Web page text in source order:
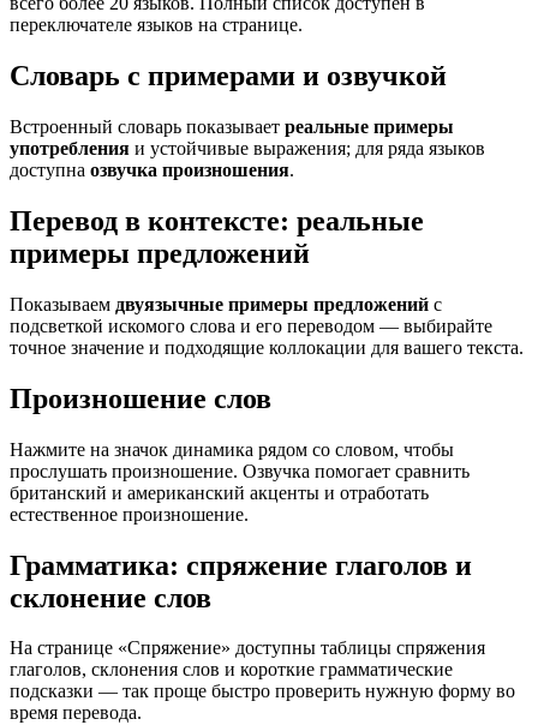
переключателе языков на странице.
Словарь с примерами и озвучкой
Встроенный словарь показывает реальные примеры
употребления и устойчивые выражения; для ряда языков
доступна озвучка произношения.
Перевод в контексте: реальные
примеры предложений
Показываем двуязычные примеры предложений с
подсветкой искомого слова и его переводом — выбирайте
точное значение и подходящие коллокации для вашего текста.
Произношение слов
Нажмите на значок динамика рядом со словом, чтобы
прослушать произношение. Озвучка помогает сравнить
британский и американский акценты и отработать
естественное произношение.
Грамматика: спряжение глаголов и
склонение слов
На странице «Спряжение» доступны таблицы спряжения
глаголов, склонения слов и короткие грамматические
подсказки — так проще быстро проверить нужную форму во
время перевода.